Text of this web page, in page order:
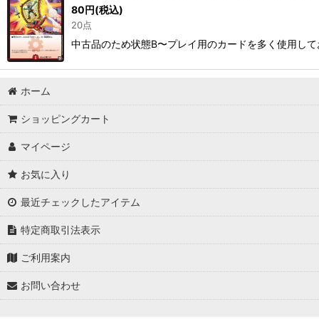
80 円(税込)
20点
中古品のため状態B〜プレイ用のカードを多く使用して
ホーム
ショッピングカート
マイページ
お気に入り
最近チェックしたアイテム
特定商取引法表示
ご利用案内
お問い合わせ